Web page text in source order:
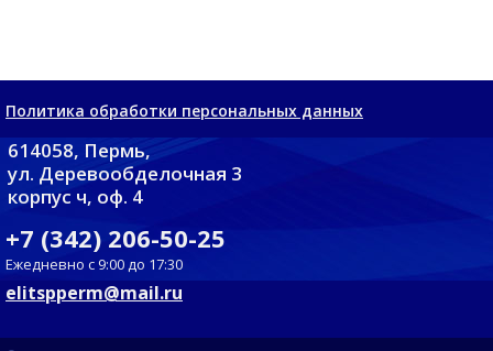
Политика обработки персональных данных
614058, Пермь,
ул. Деревообделочная 3
корпус ч, оф. 4
+7 (342) 206-50-25
Ежедневно с 9:00 до 17:30
elitspperm@mail.ru